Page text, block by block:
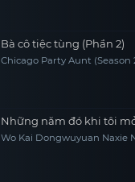
Bà cô tiệc tùng (Phần 2)
Chicago Party Aunt (Season
Những năm đó khi tôi
Wo Kai Dongwuyuan Naxie